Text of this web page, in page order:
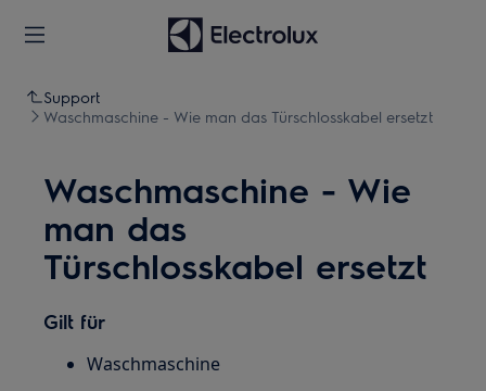
Support
Waschmaschine - Wie man das Türschlosskabel ersetzt
Waschmaschine - Wie
man das
Türschlosskabel ersetzt
Gilt für
Waschmaschine